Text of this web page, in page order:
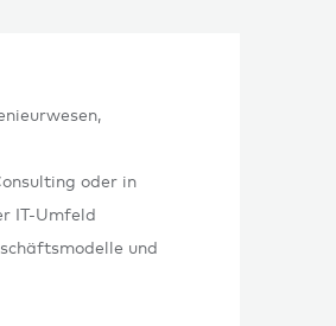
oder in
IT-Umfeld
und